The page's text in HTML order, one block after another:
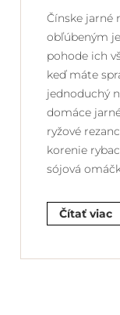
Čínske jarné
obľúbeným
pohode ich
keď máte
jednoduchý
domáce
ryžové
korenie
sójová
Čítať viac